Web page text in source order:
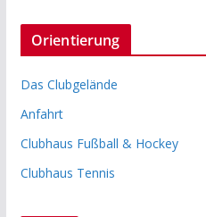
Orientierung
Das Clubgelände
Anfahrt
Clubhaus Fußball & Hockey
Clubhaus Tennis